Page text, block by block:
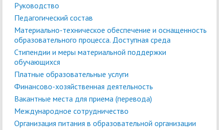
Руководство
Педагогический состав
Материально-техническое обеспечение и оснащенность
образовательного процесса. Доступная среда
Стипендии и меры материальной поддержки
обучающихся
Платные образовательные услуги
Финансово-хозяйственная деятельность
Вакантные места для приема (перевода)
Международное сотрудничество
Организация питания в образовательной организации